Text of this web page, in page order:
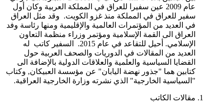
عام 2009 عين سفيرا للعراق في المملكة العربية وكان أول
سفير للعراق في المملكة منذ غزو الكويت. وقد مثل العراق
في العديد من المؤتمرات العالمية والإقليمية ومنها رئاسة وفد
العراق الى القمة الإسلامية ومؤتمر وزراء منظمة التعاون
الإسلامي. أحيل للتقاعد في عام 2015. السفير كاتب له
العديد من المقالات في الدوريات والصحف العربية حول
القضايا السياسية والعلمية والعلاقات الدولية بالإضافة الى
كتابين هما "جذور نهضة اليابان" عن مؤسسة العبيكان, وكتاب
"السياسية الخارجية" الذي نشرته وزارة الخارجية العراقية.
مقالات الكاتب